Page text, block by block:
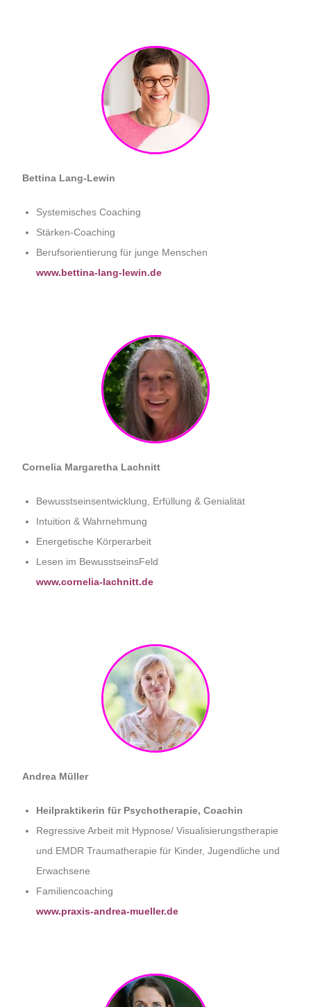
Bettina Lang-Lewin
Systemisches Coaching
Stärken-Coaching
Berufsorientierung für junge Menschen
www.bettina-lang-lewin.de
Cornelia Margaretha Lachnitt
Bewusstseinsentwicklung, Erfüllung & Genialität
Intuition & Wahrnehmung
Energetische Körperarbeit
Lesen im BewusstseinsFeld
www.cornelia-lachnitt.de
Andrea Müller
Heilpraktikerin für Psychotherapie, Coachin
Regressive Arbeit mit Hypnose/ Visualisierungstherapie
und EMDR Traumatherapie für Kinder, Jugendliche und
Erwachsene
Familiencoaching
www.praxis-andrea-mueller.de